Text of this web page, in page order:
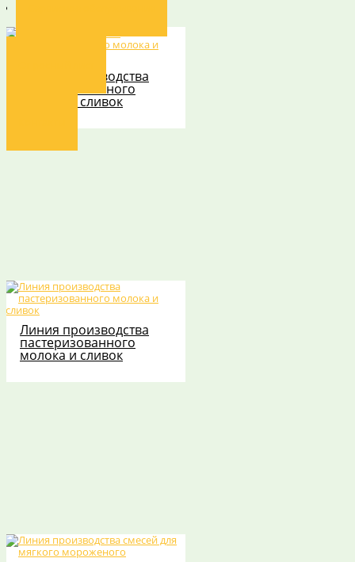
Линия производства
стерилизованного
молока и сливок
Линия производства
пастеризованного
молока и сливок